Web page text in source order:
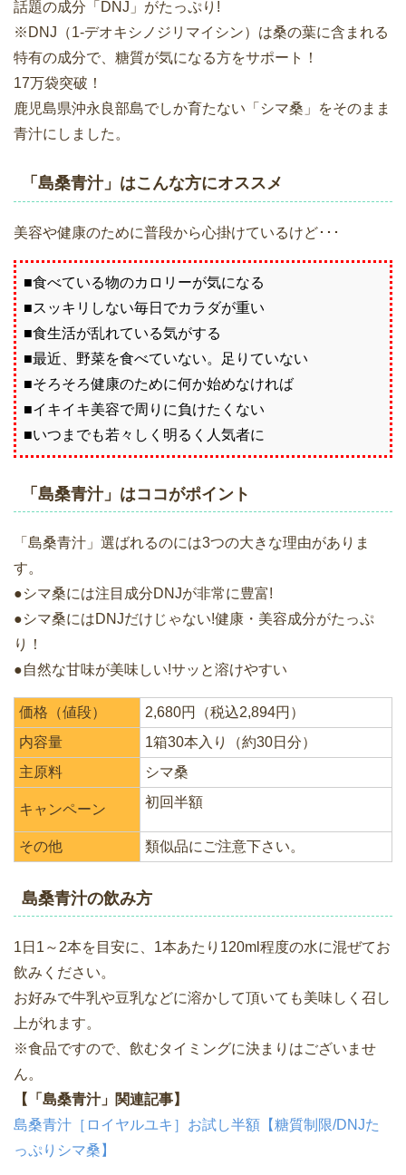
話題の成分「DNJ」がたっぷり!
※DNJ（1-デオキシノジリマイシン）は桑の葉に含まれる
特有の成分で、糖質が気になる方をサポート！
17万袋突破！
鹿児島県沖永良部島でしか育たない「シマ桑」をそのまま
青汁にしました。
「島桑青汁」はこんな方にオススメ
美容や健康のために普段から心掛けているけど･･･
■食べている物のカロリーが気になる
■スッキリしない毎日でカラダが重い
■食生活が乱れている気がする
■最近、野菜を食べていない。足りていない
■そろそろ健康のために何か始めなければ
■イキイキ美容で周りに負けたくない
■いつまでも若々しく明るく人気者に
「島桑青汁」はココがポイント
「島桑青汁」選ばれるのには3つの大きな理由がありま
す。
●シマ桑には注目成分DNJが非常に豊富!
●シマ桑にはDNJだけじゃない!健康・美容成分がたっぷ
り！
●自然な甘味が美味しい!サッと溶けやすい
価格（値段）
2,680円（税込2,894円）
内容量
1箱30本入り（約30日分）
主原料
シマ桑
キャンペーン 初回半額
その他 類似品にご注意下さい。
島桑青汁の飲み方
1日1～2本を目安に、1本あたり120ml程度の水に混ぜてお
飲みください。
お好みで牛乳や豆乳などに溶かして頂いても美味しく召し
上がれます。
※食品ですので、飲むタイミングに決まりはございませ
ん。
【「島桑青汁」関連記事】
島桑青汁［ロイヤルユキ］お試し半額【糖質制限/DNJた
っぷりシマ桑】